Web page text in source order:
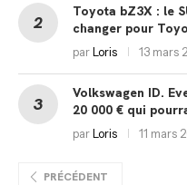
Toyota bZ3X : le
changer pour
parLoris 13 mars
Volkswagen ID.
20 000 € qui
parLoris 11 mars
PRÉCÉDENT